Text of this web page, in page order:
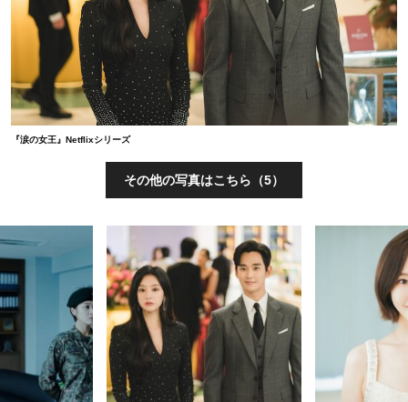
『涙の女王』Netflixシリーズ
その他の写真はこちら（5）